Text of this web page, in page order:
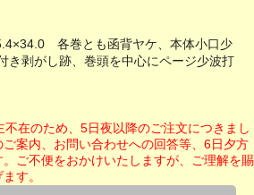
各巻とも函背ヤケ、本体小口少
き剥がし跡、巻頭を中心にページ少波打
在のため、5日夜以降のご注文につきまし
案内、お問い合わせへの回答等、6日夕方
ご不便をおかけいたしますが、ご理解を賜
ます。